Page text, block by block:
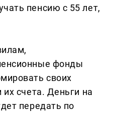
пенсию с 55 лет,
фонды
своих
их счета. Деньги на
передать по